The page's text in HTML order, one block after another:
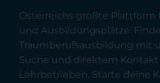
Österreichs größte Plattform
und Ausbildungsplätze.
Traumberufsausbildung mit
Suche und direktem Kontakt
Lehrbetrieben. Starte deine